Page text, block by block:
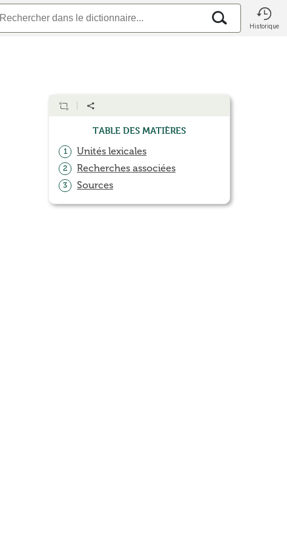
Historique
Table des matières
1 Unités lexicales
2 Recherches associées
3 Sources